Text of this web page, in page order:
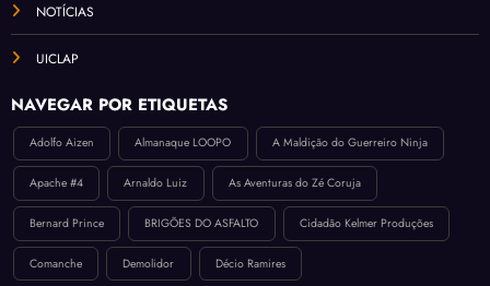
NOTÍCIAS
UICLAP
NAVEGAR POR ETIQUETAS
Adolfo Aizen Almanaque LOOPO A Maldição do Guerreiro Ninja
Apache #4 Arnaldo Luiz As Aventuras do Zé Coruja
Bernard Prince BRIGÕES DO ASFALTO Cidadão Kelmer Produções
Comanche Demolidor Décio Ramires